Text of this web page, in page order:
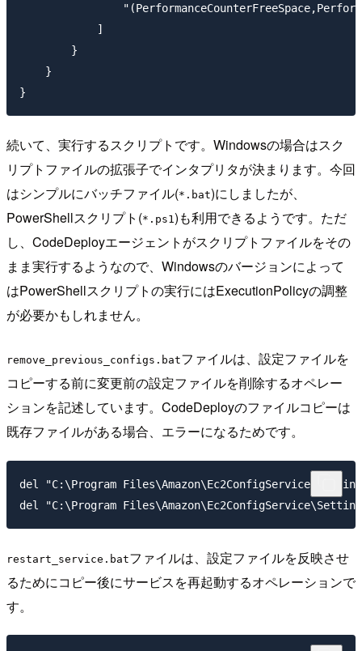
            ]
        }
    }
続いて、実行するスクリプトです。Windowsの場合はスク
リプトファイルの拡張子でインタプリタが決まります。今回
はシンプルにバッチファイル(*.bat)にしましたが、
PowerShellスクリプト(*.ps1)も利用できるようです。ただ
し、CodeDeployエージェントがスクリプトファイルをその
まま実行するようなので、Windowsのバージョンによって
はPowerShellスクリプトの実行にはExecutionPolicyの調整
が必要かもしれません。
remove_previous_configs.batファイルは、設定ファイルを
コピーする前に変更前の設定ファイルを削除するオペレー
ションを記述しています。CodeDeployのファイルコピーは
既存ファイルがある場合、エラーになるためです。
del "C:\Program
restart_service.batファイルは、設定ファイルを反映させ
るためにコピー後にサービスを再起動するオペレーションで
す。